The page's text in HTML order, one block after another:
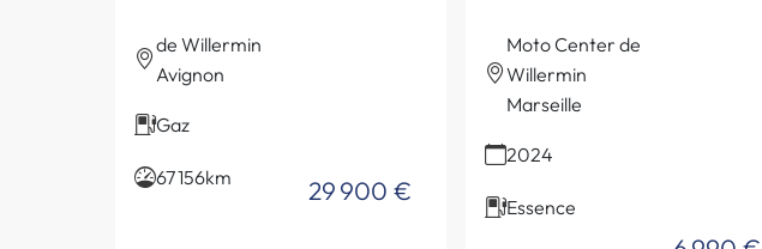
de Willermin
Avignon
Gaz
67 156km 29 900 €
Moto Center de
Willermin
Marseille
2024
Essence